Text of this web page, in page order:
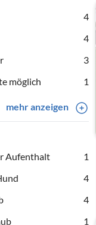
4
4
3
möglich
1
mehr anzeigen
Aufenthalt
1
4
4
1